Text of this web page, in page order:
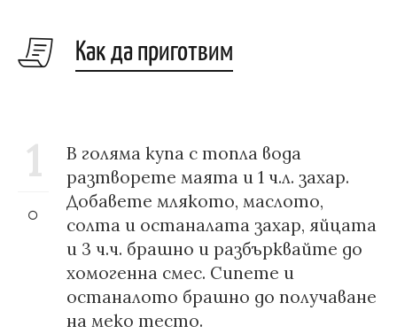
Как да приготвим
1
В голяма купа с топла вода
разтворете маята и 1 ч.л. захар.
Добавете млякото, маслото,
солта и останалата захар, яйцата
и 3 ч.ч. брашно и разбърквайте до
хомогенна смес. Сипете и
останалото брашно до получаване
на меко тесто.